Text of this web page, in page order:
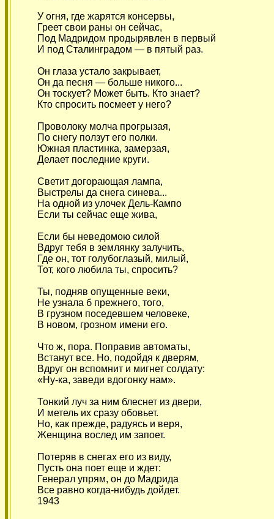
У огня, где жарятся консервы,
Греет свои раны он сейчас,
Под Мадридом продырявлен в первый
И под Сталинградом — в пятый раз.
Он глаза устало закрывает,
Он да песня — больше никого...
Он тоскует? Может быть. Кто знает?
Кто спросить посмеет у него?
Проволоку молча прогрызая,
По снегу ползут его полки.
Южная пластинка, замерзая,
Делает последние круги.
Светит догорающая лампа,
Выстрелы да снега синева...
На одной из улочек Дель-Кампо
Если ты сейчас еще жива,
Если бы неведомою силой
Вдруг тебя в землянку залучить,
Где он, тот голубоглазый, милый,
Тот, кого любила ты, спросить?
Ты, подняв опущенные веки,
Не узнала б прежнего, того,
В грузном поседевшем человеке,
В новом, грозном имени его.
Что ж, пора. Поправив автоматы,
Встанут все. Но, подойдя к дверям,
Вдруг он вспомнит и мигнет солдату:
«Ну-ка, заведи вдогонку нам».
Тонкий луч за ним блеснет из двери,
И метель их сразу обовьет.
Но, как прежде, радуясь и веря,
Женщина вослед им запоет.
Потеряв в снегах его из виду,
Пусть она поет еще и ждет:
Генерал упрям, он до Мадрида
Все равно когда-нибудь дойдет.
1943